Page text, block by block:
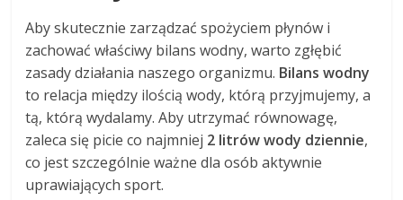
Aby skutecznie zarządzać spożyciem płynów i
zachować właściwy bilans wodny, warto zgłębić
zasady działania naszego organizmu. Bilans wodny
to relacja między ilością wody, którą przyjmujemy, a
tą, którą wydalamy. Aby utrzymać równowagę,
zaleca się picie co najmniej 2 litrów wody dziennie,
co jest szczególnie ważne dla osób aktywnie
uprawiających sport.